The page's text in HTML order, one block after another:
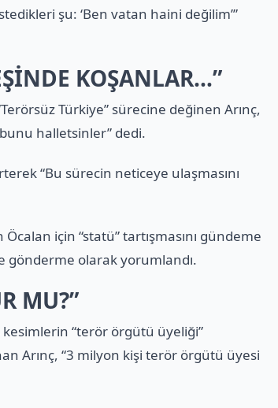
şu: ‘Ben vatan haini değilim’”
KOŞANLAR…”
Türkiye” sürecine değinen Arınç,
halletsinler” dedi.
“Bu sürecin neticeye ulaşmasını
için “statü” tartışmasını gündeme
gönderme olarak yorumlandı.
MU?”
“terör örgütü üyeliği”
Arınç, “3 milyon kişi terör örgütü üyesi